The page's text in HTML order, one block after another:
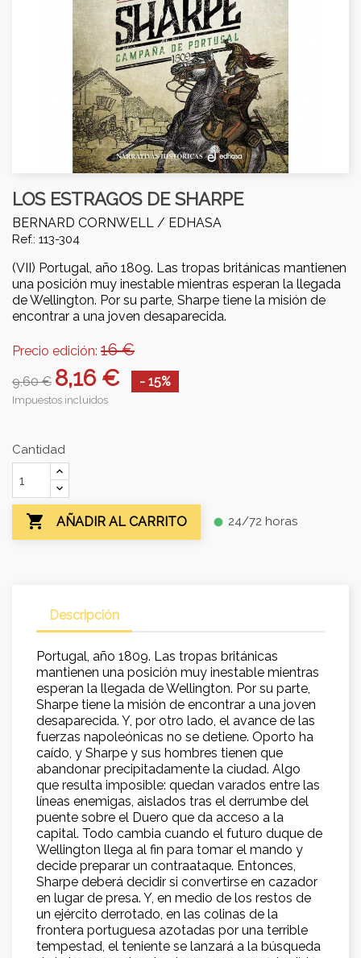
LOS ESTRAGOS DE SHARPE
BERNARD CORNWELL / EDHASA
Ref.: 113-304
(VII) Portugal, año 1809. Las tropas británicas mantienen
una posición muy inestable mientras esperan la llegada
de Wellington. Por su parte, Sharpe tiene la misión de
encontrar a una joven desaparecida.
Precio edición: 16 €
9,60 € 8,16 € - 15%
Impuestos incluidos
Cantidad
 AÑADIR AL CARRITO fiber_manual_record 24/72 horas
Descripción
Portugal, año 1809. Las tropas británicas
mantienen una posición muy inestable mientras
esperan la llegada de Wellington. Por su parte,
Sharpe tiene la misión de encontrar a una joven
desaparecida. Y, por otro lado, el avance de las
fuerzas napoleónicas no se detiene. Oporto ha
caído, y Sharpe y sus hombres tienen que
abandonar precipitadamente la ciudad. Algo
que resulta imposible: quedan varados entre las
líneas enemigas, aislados tras el derrumbe del
puente sobre el Duero que da acceso a la
capital. Todo cambia cuando el futuro duque de
Wellington llega al fin para tomar el mando y
decide preparar un contraataque. Entonces,
Sharpe deberá decidir si convertirse en cazador
en lugar de presa. Y, en medio de los restos de
un ejército derrotado, en las colinas de la
frontera portuguesa azotadas por una terrible
tempestad, el teniente se lanzará a la búsqueda